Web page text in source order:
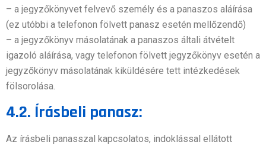
– a jegyzőkönyvet felvevő személy és a panaszos aláírása
(ez utóbbi a telefonon fölvett panasz esetén mellőzendő)
– a jegyzőkönyv másolatának a panaszos általi átvételt
igazoló aláírása, vagy telefonon fölvett jegyzőkönyv esetén a
jegyzőkönyv másolatának kiküldésére tett intézkedések
fölsorolása.
4.2. Írásbeli panasz:
Az írásbeli panasszal kapcsolatos, indoklással ellátott